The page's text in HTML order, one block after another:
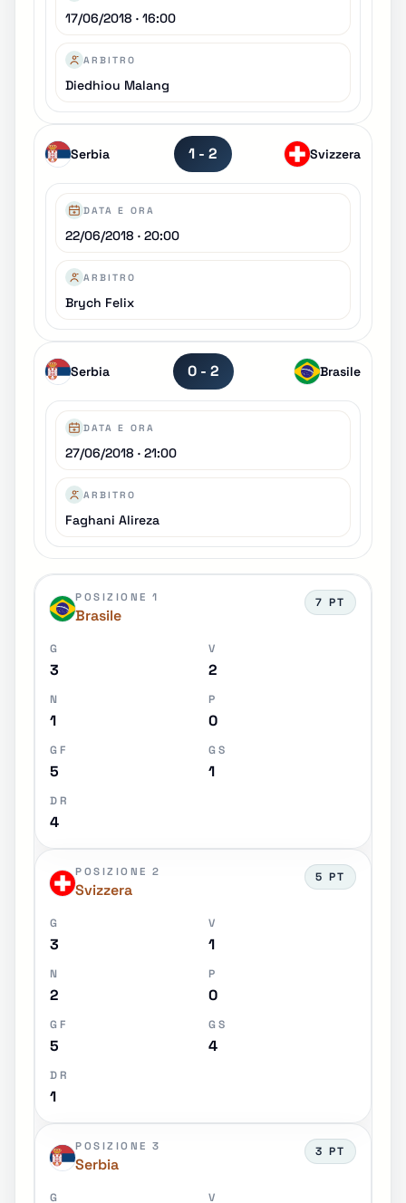
17/06/2018 · 16:00
ARBITRO
Diedhiou Malang
Serbia 1 - 2 Svizzera
DATA E ORA
22/06/2018 · 20:00
ARBITRO
Brych Felix
Serbia 0 - 2 Brasile
DATA E ORA
27/06/2018 · 21:00
ARBITRO
Faghani Alireza
POSIZIONE 1
Brasile
7 PT
G
3
V
2
N
1
P
0
GF
5
GS
1
DR
4
POSIZIONE 2
Svizzera
5 PT
G
3
V
1
N
2
P
0
GF
5
GS
4
DR
1
POSIZIONE 3
Serbia
3 PT
G V